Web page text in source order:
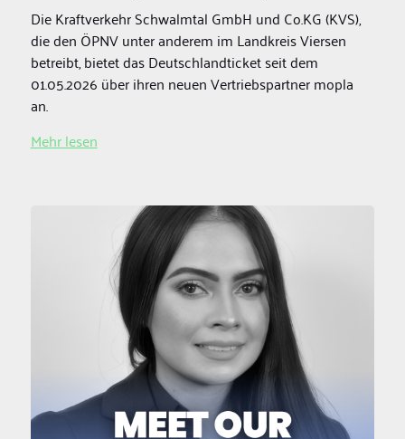
Die Kraftverkehr Schwalmtal GmbH und Co.KG (KVS),
die den ÖPNV unter anderem im Landkreis Viersen
betreibt, bietet das Deutschlandticket seit dem
01.05.2026 über ihren neuen Vertriebspartner mopla
an.
Mehr lesen